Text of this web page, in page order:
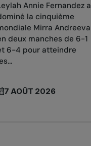
Annie Fernandez a
la cinquième
Mirra Andreeva
deux manches de 6-1
6-4 pour atteindre
7 AOÛT 2026